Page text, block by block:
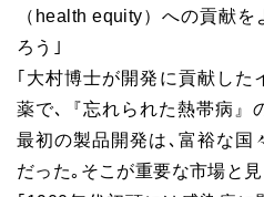
（health equity）への貢献
ろう｣
｢大村博士が開発に貢献した
薬で､『忘れられた熱帯病』
最初の製品開発は､富裕な国
だった｡そこが重要な市場と